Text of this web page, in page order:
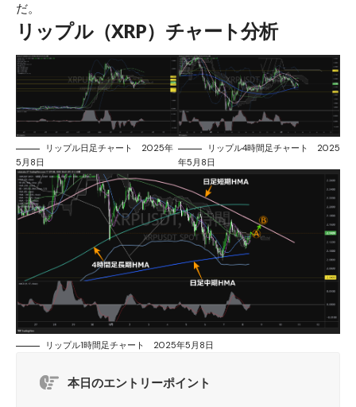
だ。
リップル（XRP）チャート分析
リップル日足チャート 2025年
5月8日
リップル4時間足チャート 2025
年5月8日
リップル1時間足チャート 2025年5月8日
本日のエントリーポイント